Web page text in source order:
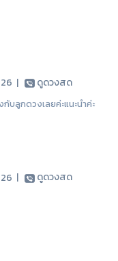
| ดูดวงสด
บลูกดวงเลยค่ะแนะนำค่ะ
| ดูดวงสด